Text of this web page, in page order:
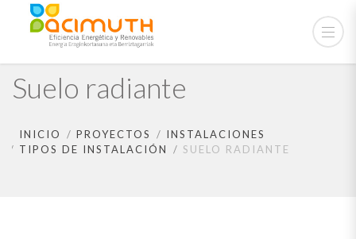
Suelo radiante
INICIO PROYECTOS
INSTALACIONES
TIPOS DE INSTALACIÓN
SUELO RADIANTE